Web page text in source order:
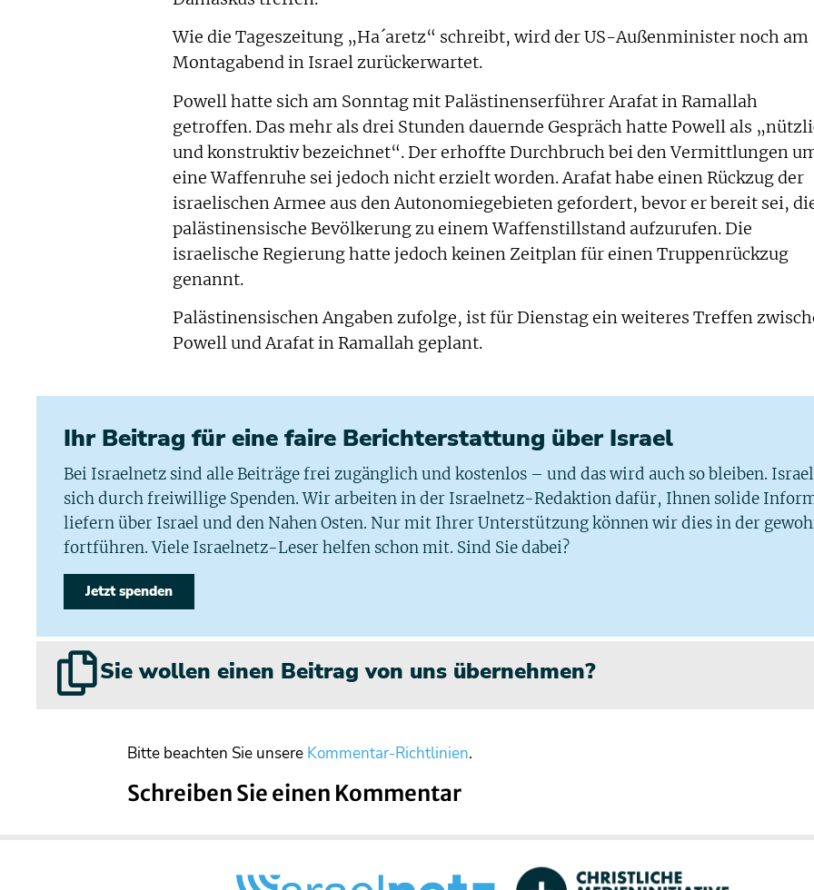
Wie die Tageszeitung „Ha´aretz“ schreibt, wird der US-Außenminister noch am
Montagabend in Israel zurückerwartet.
Powell hatte sich am Sonntag mit Palästinenserführer Arafat in Ramallah
getroffen. Das mehr als drei Stunden dauernde Gespräch hatte Powell als
und konstruktiv bezeichnet“. Der erhoffte Durchbruch bei den Vermittlungen
eine Waffenruhe sei jedoch nicht erzielt worden. Arafat habe einen Rückzug der
israelischen Armee aus den Autonomiegebieten gefordert, bevor er bereit sei,
palästinensische Bevölkerung zu einem Waffenstillstand aufzurufen. Die
israelische Regierung hatte jedoch keinen Zeitplan für einen Truppenrückzug
genannt.
Palästinensischen Angaben zufolge, ist für Dienstag ein weiteres Treffen
Powell und Arafat in Ramallah geplant.
Ihr Beitrag für eine faire Berichterstattung über Israel
Bei Israelnetz sind alle Beiträge frei zugänglich und kostenlos – und das wird auch so bleiben.
sich durch freiwillige Spenden. Wir arbeiten in der Israelnetz-Redaktion dafür, Ihnen solide
liefern über Israel und den Nahen Osten. Nur mit Ihrer Unterstützung können wir dies in der
fortführen. Viele Israelnetz-Leser helfen schon mit. Sind Sie dabei?
Jetzt spenden
Sie wollen einen Beitrag von uns übernehmen?
Bitte beachten Sie unsere Kommentar-Richtlinien.
Schreiben Sie einen Kommentar